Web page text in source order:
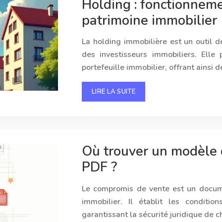
Holding :
patrimoine immobilier
La holding immobilière est un outil
des investisseurs immobiliers.
portefeuille immobilier, offrant ainsi
LIRE LA SUITE
Où trouver un
PDF ?
Le compromis de vente est un
immobilier. Il établit les
garantissant la sécurité juridique de